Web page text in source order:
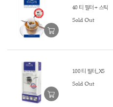
40 티 필터 + 스틱
Sold Out
100 티 필터_XS
Sold Out